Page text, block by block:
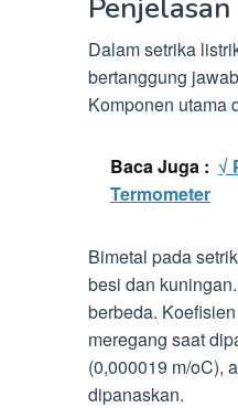
Dalam setrika
bertanggung
Komponen utama
Baca Juga : √
Termometer
Bimetal pada
besi dan
berbeda.
meregang saat
(0,000019 m/oC),
dipanaskan.